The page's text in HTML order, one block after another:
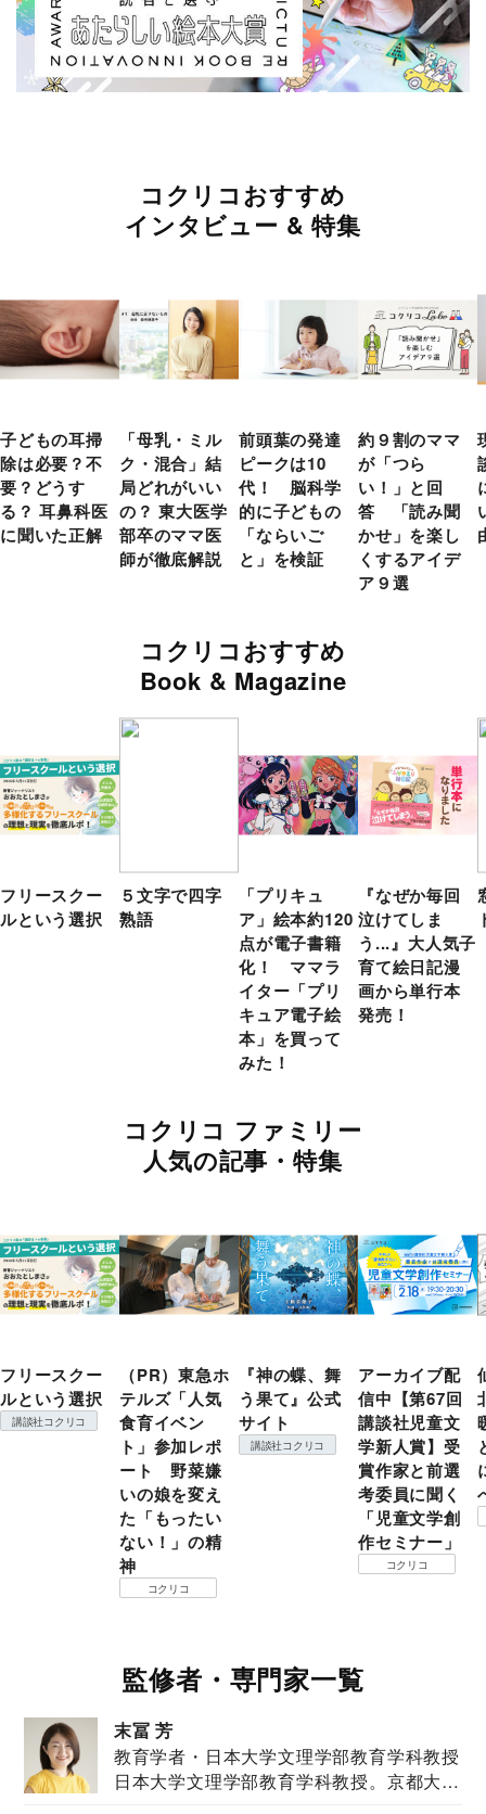
コクリコおすすめ
インタビュー & 特集
子どもの耳掃
除は必要？不
要？どうす
る？ 耳鼻科医
に聞いた正解
「母乳・ミル
ク・混合」結
局どれがいい
の？ 東大医学
部卒のママ医
師が徹底解説
前頭葉の発達
ピークは10
代！ 脳科学
的に子どもの
「ならいご
と」を検証
約９割のママ
が「つら
い！」と回
答 「読み聞
かせ」を楽し
くするアイデ
ア９選
コクリコおすすめ
Book & Magazine
フリースクー
ルという選択
５文字で四字
熟語
「プリキュ
ア」絵本約120
点が電子書籍
化！ ママラ
イター「プリ
キュア電子絵
本」を買って
みた！
『なぜか毎回
泣けてしま
う...』大人気子
育て絵日記漫
画から単行本
発売！
コクリコ ファミリー
人気の記事・特集
フリースクー
ルという選択
講談社コクリコ
（PR）東急ホ
テルズ「人気
食育イベン
ト」参加レポ
ート 野菜嫌
いの娘を変え
た「もったい
ない！」の精
神
コクリコ
『神の蝶、舞
う果て』公式
サイト
講談社コクリコ
アーカイブ配
信中【第67回
講談社児童文
学新人賞】受
賞作家と前選
考委員に聞く
「児童文学創
作セミナー」
コクリコ
監修者・専門家一覧
末冨 芳
教育学者・日本大学文理学部教育学科教授
日本大学文理学部教育学科教授。京都大学